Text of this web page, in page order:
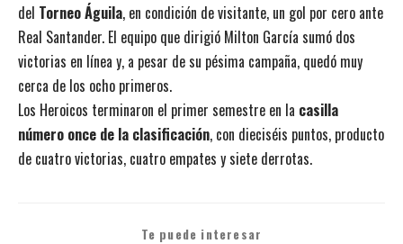
del Torneo Águila, en condición de visitante, un gol por cero ante
Real Santander. El equipo que dirigió Milton García sumó dos
victorias en línea y, a pesar de su pésima campaña, quedó muy
cerca de los ocho primeros.
Los Heroicos terminaron el primer semestre en la casilla
número once de la clasificación, con dieciséis puntos, producto
de cuatro victorias, cuatro empates y siete derrotas.
Te puede interesar